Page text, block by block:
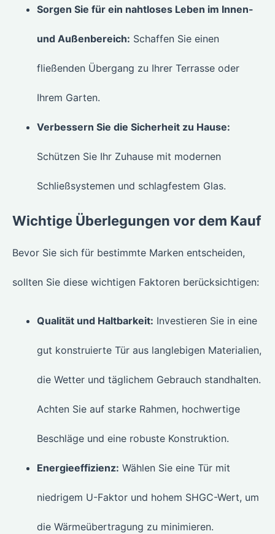
Sorgen Sie für ein nahtloses Leben im Innen-
und Außenbereich: Schaffen Sie einen
fließenden Übergang zu Ihrer Terrasse oder
Ihrem Garten.
Verbessern Sie die Sicherheit zu Hause:
Schützen Sie Ihr Zuhause mit modernen
Schließsystemen und schlagfestem Glas.
Wichtige Überlegungen vor dem Kauf
Bevor Sie sich für bestimmte Marken entscheiden,
sollten Sie diese wichtigen Faktoren berücksichtigen:
Qualität und Haltbarkeit: Investieren Sie in eine
gut konstruierte Tür aus langlebigen Materialien,
die Wetter und täglichem Gebrauch standhalten.
Achten Sie auf starke Rahmen, hochwertige
Beschläge und eine robuste Konstruktion.
Energieeffizienz: Wählen Sie eine Tür mit
niedrigem U-Faktor und hohem SHGC-Wert, um
die Wärmeübertragung zu minimieren.